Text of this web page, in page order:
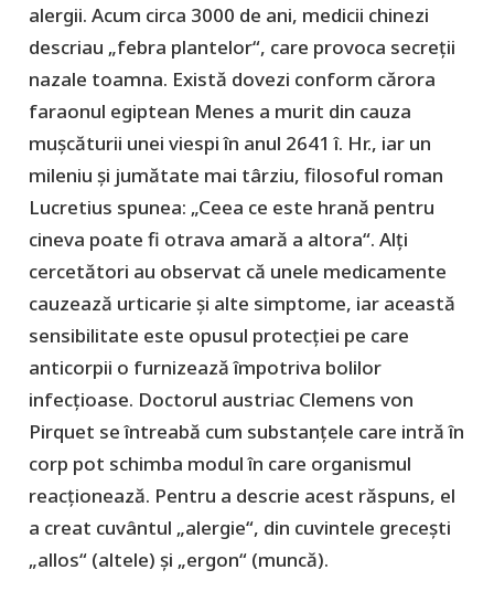
alergii. Acum circa 3000 de ani, medicii chinezi
descriau „febra plantelor“, care provoca secreții
nazale toamna. Există dovezi conform cărora
faraonul egiptean Menes a murit din cauza
mușcăturii unei viespi în anul 2641 î. Hr., iar un
mileniu și jumătate mai târziu, filosoful roman
Lucretius spunea: „Ceea ce este hrană pentru
cineva poate fi otrava amară a altora“. Alți
cercetători au observat că unele medicamente
cauzează urticarie și alte simptome, iar această
sensibilitate este opusul protecției pe care
anticorpii o furnizează împotriva bolilor
infecțioase. Doctorul austriac Clemens von
Pirquet se întreabă cum substanțele care intră în
corp pot schimba modul în care organismul
reacționează. Pentru a descrie acest răspuns, el
a creat cuvântul „alergie“, din cuvintele grecești
„allos“ (altele) și „ergon“ (muncă).